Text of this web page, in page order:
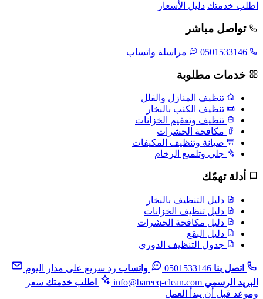
اطلب خدمتك دليل الأسعار
تواصل مباشر
0501533146 مراسلة واتساب
خدمات مطلوبة
تنظيف المنازل والفلل
تنظيف الكنب بالبخار
تنظيف وتعقيم الخزانات
مكافحة الحشرات
صيانة وتنظيف المكيفات
جلي وتلميع الرخام
أدلة تهمّك
دليل التنظيف بالبخار
دليل تنظيف الخزانات
دليل مكافحة الحشرات
دليل البقع
جدول التنظيف الدوري
اتصل بنا 0501533146 واتساب رد سريع على مدار اليوم
البريد الرسمي info@bareeq-clean.com اطلب خدمتك سعر
وموعد قبل أن يبدأ العمل